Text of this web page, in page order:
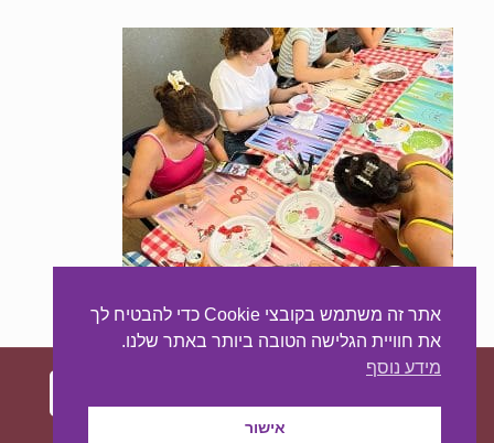
עיצוב ובניית האתר:מאסטר סייט - יצירת נוכחות
אתר זה משתמש בקובצי Cookie כדי להבטיח לך
את חוויית הגלישה הטובה ביותר באתר שלנו.
מידע נוסף
אישור